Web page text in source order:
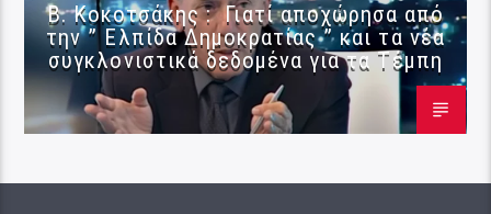
Β. Κοκοτσάκης : Γιατί αποχώρησα από
την ” Ελπίδα Δημοκρατίας ” και τα νέα
συγκλονιστικά δεδομένα για τα Τέμπη